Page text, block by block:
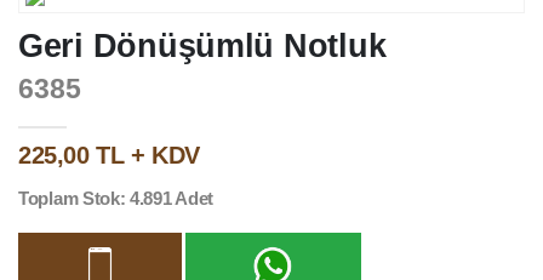
Geri Dönüşümlü Notluk
6385
225,00 TL + KDV
Toplam Stok: 4.891 Adet